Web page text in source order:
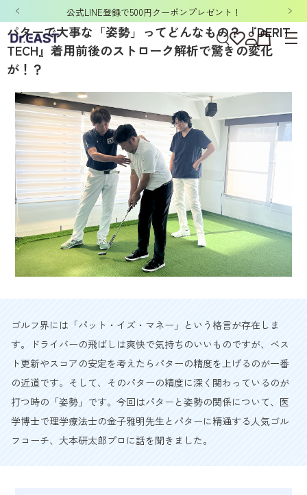
「洗濯ネット&ポーチ」ノベルティキャンペーン開催中！
パターで大事な「姿勢」ってどんなもの？ 『DERIT
TECH』着用前後のストローク解析で驚きの変化
が！？
ゴルフ界には「パット・イズ・マネー」という格言が存在しま
す。ドライバーの飛ばしは爽快で気持ちのいいものですが、ベス
ト更新やスコアの安定を考えたらパターの精度を上げるのが一番
の近道です。そして、そのパターの精度に深く関わっているのが
打つ時の「姿勢」です。今回はパターと姿勢の関係について、医
学博士で理学療法士の金子雅明先生とパターに精通する人気ゴル
フコーチ、大本研太郎プロに話を聞きました。